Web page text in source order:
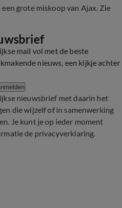
grote miskoop van Ajax. Zie
mail vol met de beste
nieuws, een kijkje achter
nieuwsbrief met daarin het
die wijzelf of in samenwerking
Je kunt je op ieder moment
de privacyverklaring.